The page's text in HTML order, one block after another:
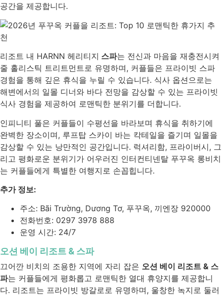
공간을 제공합니다.
리조트 내 HARNN 헤리티지 스파는 전신과 마음을 재충전시켜
줄 홀리스틱 트리트먼트로 유명하며, 커플들은 프라이빗 스파
경험을 통해 깊은 휴식을 누릴 수 있습니다. 식사 옵션으로는
해변에서의 일몰 디너와 바다 전망을 감상할 수 있는 프라이빗
식사 경험을 제공하여 로맨틱한 분위기를 더합니다.
인피니티 풀은 커플들이 수평선을 바라보며 휴식을 취하기에
완벽한 장소이며, 루프탑 스카이 바는 칵테일을 즐기며 일몰을
감상할 수 있는 낭만적인 공간입니다. 럭셔리함, 프라이버시, 그
리고 평화로운 분위기가 어우러진 인터컨티넨탈 푸꾸옥 롱비치
는 커플들에게 특별한 여행지로 손꼽힙니다.
추가 정보:
주소: Bãi Trường, Dương Tơ, 푸꾸옥, 끼엔장 920000
전화번호: 0297 3978 888
운영 시간: 24/7
오션 베이 리조트 & 스파
끄어깐 비치의 조용한 지역에 자리 잡은 오션 베이 리조트 & 스
파는 커플들에게 평화롭고 로맨틱한 열대 휴양지를 제공합니
다. 리조트는 프라이빗 방갈로로 유명하며, 울창한 녹지로 둘러